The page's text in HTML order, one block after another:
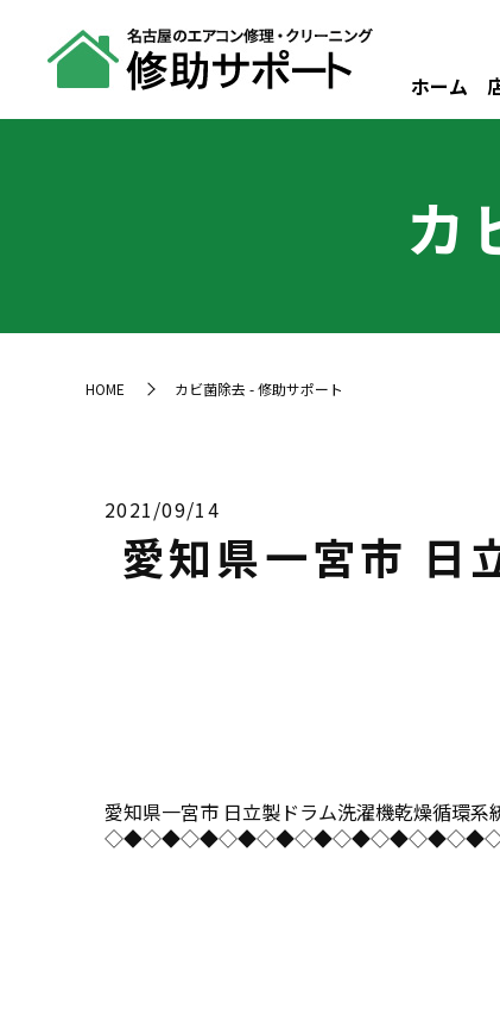
ホーム
カ
HOME カビ菌除去 - 修助サポート
2021/09/14
愛知県一宮市 日
愛知県一宮市 日立製ドラム洗濯機乾燥循環